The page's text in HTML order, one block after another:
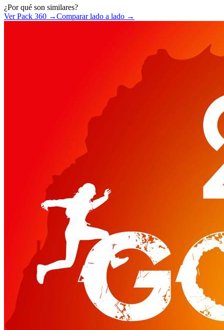
¿Por qué son similares?
Ver Pack 360 →Comparar lado a lado →